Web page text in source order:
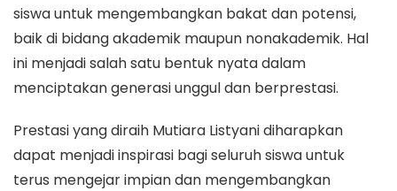
siswa untuk mengembangkan bakat dan potensi,
baik di bidang akademik maupun nonakademik. Hal
ini menjadi salah satu bentuk nyata dalam
menciptakan generasi unggul dan berprestasi.
Prestasi yang diraih Mutiara Listyani diharapkan
dapat menjadi inspirasi bagi seluruh siswa untuk
terus mengejar impian dan mengembangkan